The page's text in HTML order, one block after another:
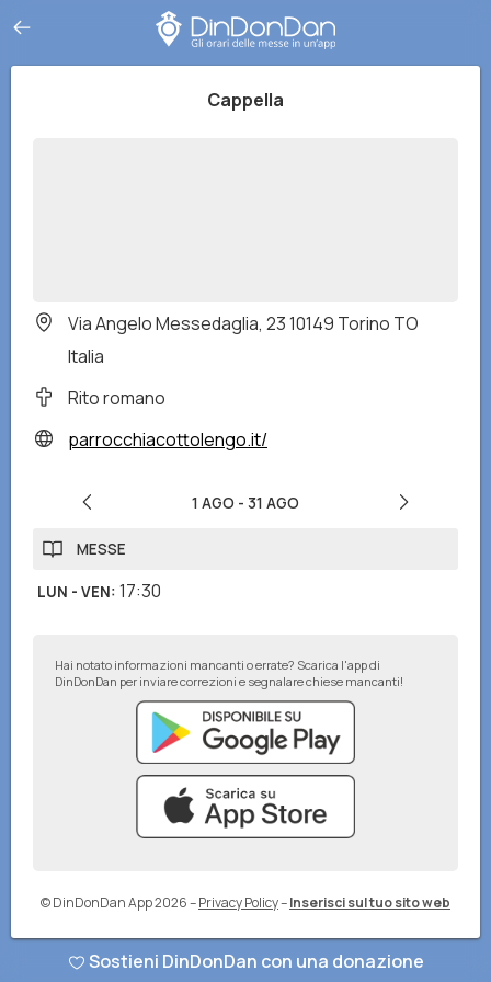
Cappella
Via Angelo Messedaglia, 23 10149 Torino TO
Italia
Rito romano
parrocchiacottolengo.it/
1 AGO - 31 AGO
MESSE
LUN - VEN: 17:30
Hai notato informazioni mancanti o errate? Scarica l'app di
DinDonDan per inviare correzioni e segnalare chiese mancanti!
© DinDonDan App 2026–Privacy Policy–Inserisci sul tuo sito web
Sostieni DinDonDan con una donazione